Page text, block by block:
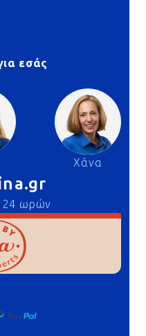
εσάς
Χάνα
24 ωρών